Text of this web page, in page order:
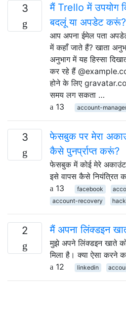
3
मैं Trello में उपयोग
बदलूं या अपडेट करूं?
आप अपना ईमेल पता
में कहाँ जाते हैं? खाता
अनुभाग में यह हिस्सा
कर रहे हैं
होने के लिए
समय लग सकता …
13
account-
3
फेसबुक पर मेरा
कैसे पुनर्प्राप्त करूं?
फेसबुक में कोई मेरे
इसे वापस कैसे नियंत्रित
13
facebook
account-recovery
2 मैं अपना लिंक्डइन
मुझे अपने लिंक्डइन खाते
मिला है। क्या ऐसा करने
12
linkedin